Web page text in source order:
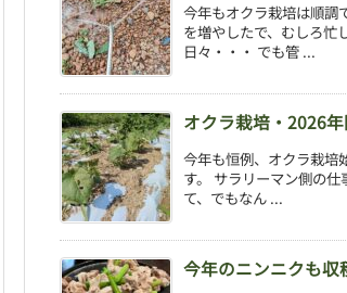
今年もオクラ栽培は順調
を増やしたで、むしろ忙
日々・・・ でも管 ...
オクラ栽培・2026
今年も恒例、オクラ栽培
す。 サラリーマン側の仕
て、でもなん ...
今年のニンニクも収